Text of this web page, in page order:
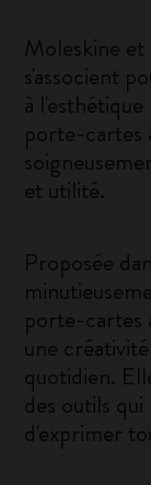
Moleskine
s'associent
à
porte-cartes
et utilité.
Proposée
porte-cartes
une
quotidien.
des outils
d'exprimer